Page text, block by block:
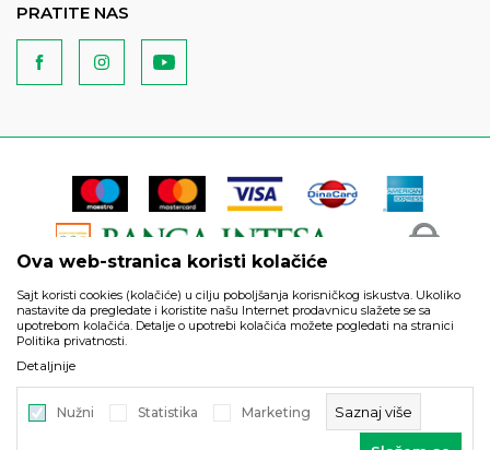
PRATITE NAS
artikli prikazani na sajtu su deo naše ponude i ne podrazumeva
da su dostupni u svakom trenutku.
, IzradaNB SOFT. Sva prava
Ova web-stranica koristi kolačiće
Sajt koristi cookies (kolačiće) u cilju poboljšanja korisničkog iskustva. Ukoliko
nastavite da pregledate i koristite našu Internet prodavnicu slažete se sa
upotrebom kolačića. Detalje o upotrebi kolačića možete pogledati na stranici
Politika privatnosti.
Detaljnije
Nužni Statistika Marketing Saznaj više